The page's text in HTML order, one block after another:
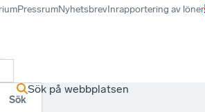
PressrumNyhetsbrevInrapportering av löner
Sök på webbplatsen
Sök